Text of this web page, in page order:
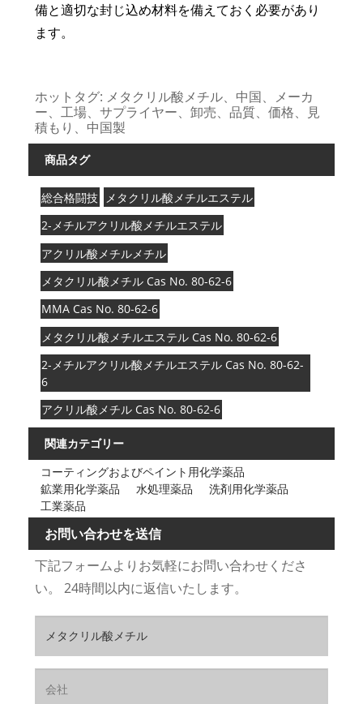
備と適切な封じ込め材料を備えておく必要があり
ます。
ホットタグ: メタクリル酸メチル、中国、メーカ
ー、工場、サプライヤー、卸売、品質、価格、見
積もり、中国製
商品タグ
総合格闘技
メタクリル酸メチルエステル
2-メチルアクリル酸メチルエステル
アクリル酸メチルメチル
メタクリル酸メチル Cas No. 80-62-6
MMA Cas No. 80-62-6
メタクリル酸メチルエステル Cas No. 80-62-6
2-メチルアクリル酸メチルエステル Cas No. 80-62-
6
アクリル酸メチル Cas No. 80-62-6
関連カテゴリー
コーティングおよびペイント用化学薬品
鉱業用化学薬品
水処理薬品
洗剤用化学薬品
工業薬品
お問い合わせを送信
下記フォームよりお気軽にお問い合わせくださ
い。 24時間以内に返信いたします。